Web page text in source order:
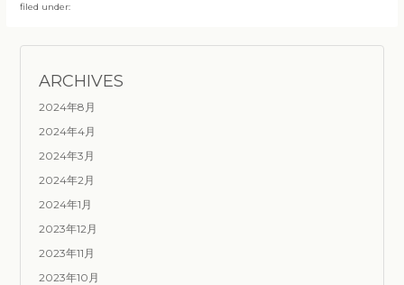
filed under:
ARCHIVES
2024年8月
2024年4月
2024年3月
2024年2月
2024年1月
2023年12月
2023年11月
2023年10月